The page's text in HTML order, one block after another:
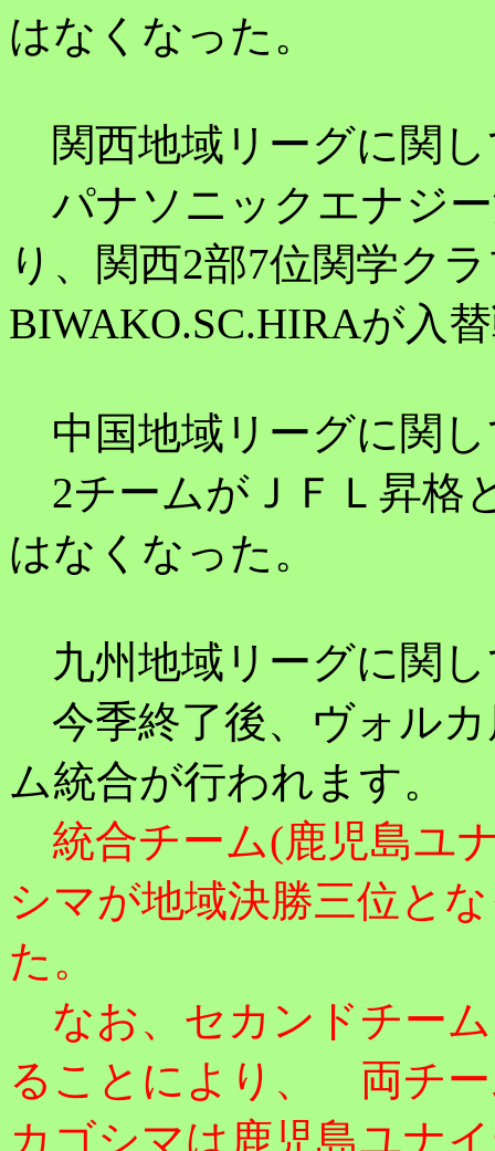
はなくなった。
関西地域リーグに関
パナソニックエナジ
り、関西2部7位関学ク
BIWAKO.SC.HIRAが入
中国地域リーグに関
2チームがＪＦＬ昇格
はなくなった。
九州地域リーグに関
今季終了後、ヴォル
ム統合が行われます。
統合チーム(鹿児島ユ
シマが地域決勝三位と
た。
なお、セカンドチー
ることにより、
両チー
カゴシマは鹿児島ユナ